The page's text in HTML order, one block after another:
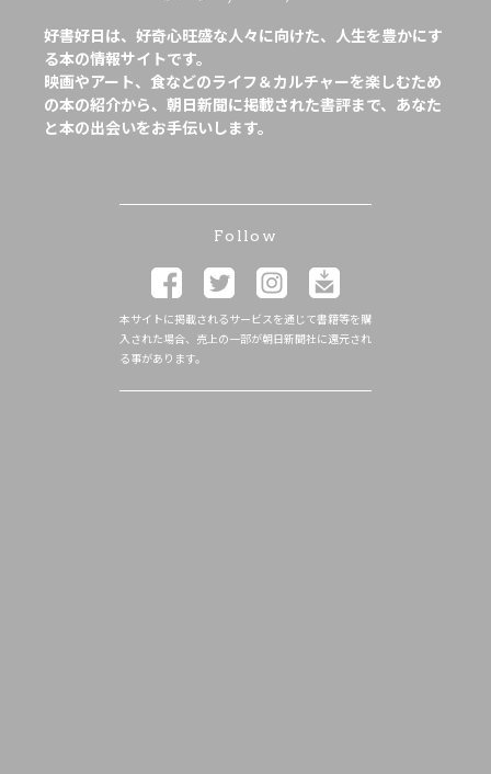
好書好日は、好奇心旺盛な人々に向けた、人生を豊かにす
る本の情報サイトです。
映画やアート、食などのライフ＆カルチャーを楽しむため
の本の紹介から、朝日新聞に掲載された書評まで、あなた
と本の出会いをお手伝いします。
Follow
本サイトに掲載されるサービスを通じて書籍等を購
入された場合、売上の一部が朝日新聞社に還元され
る事があります。